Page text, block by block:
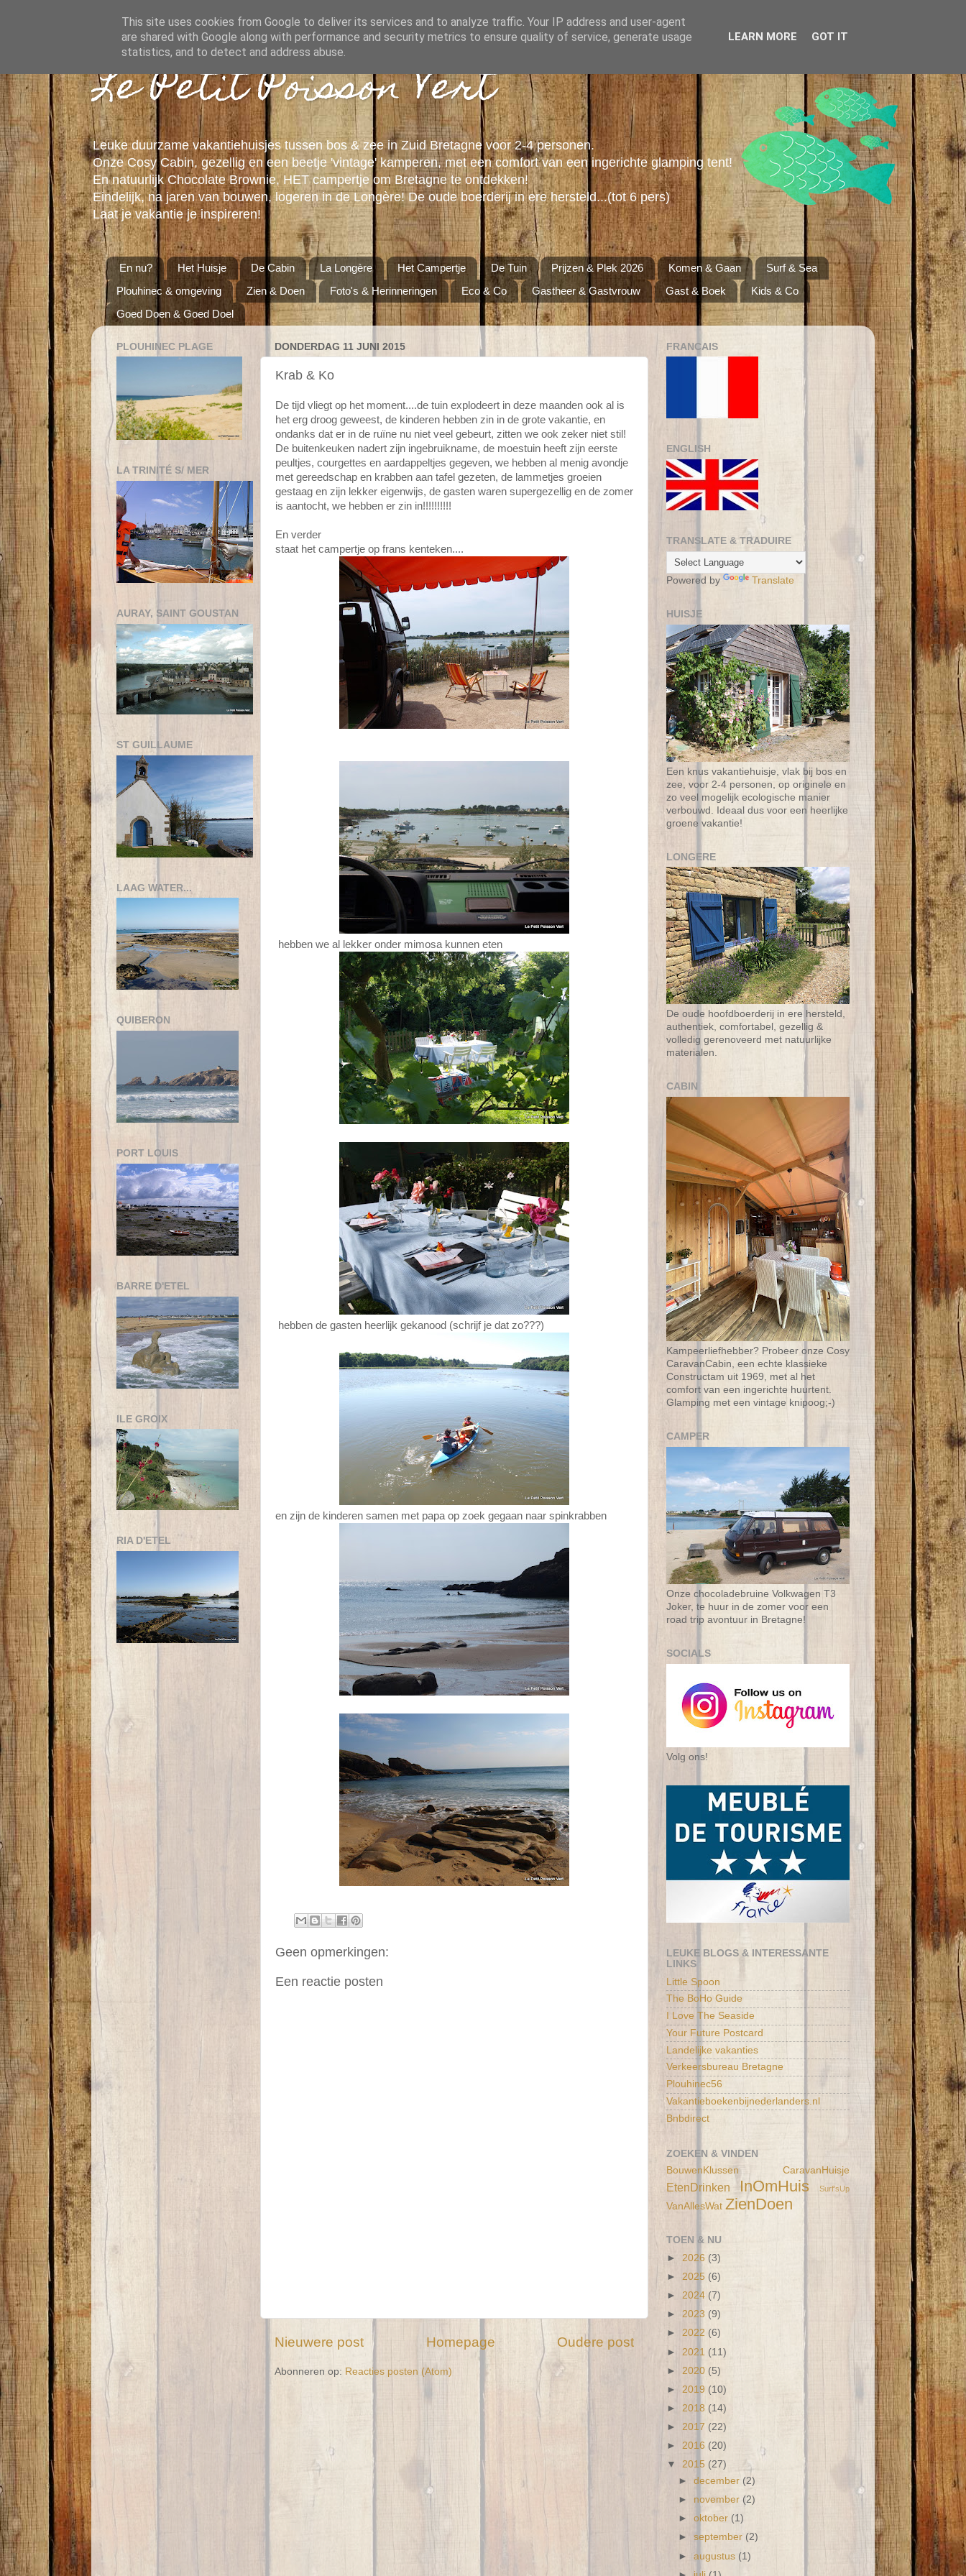
Le Petit Poisson Vert
Leuke duurzame vakantiehuisjes tussen bos & zee in Zuid Bretagne voor 2-4 personen.
Onze Cosy Cabin, gezellig en een beetje 'vintage' kamperen, met een comfort van een ingerichte glamping tent!
En natuurlijk Chocolate Brownie, HET campertje om Bretagne te ontdekken!
Eindelijk, na jaren van bouwen, logeren in de Longère! De oude boerderij in ere hersteld...(tot 6 pers)
Laat je vakantie je inspireren!
En nu? Het Huisje De Cabin La Longère Het Campertje De Tuin Prijzen & Plek 2026 Komen & Gaan
Surf & Sea
Plouhinec & omgeving
Zien & Doen Foto's & Herinneringen Eco & Co Gastheer & Gastvrouw Gast & Boek
Kids & Co
Goed Doen & Goed Doel
DONDERDAG 11 JUNI 2015
Krab & Ko
De tijd vliegt op het moment....de tuin explodeert in deze maanden ook al is
het erg droog geweest, de kinderen hebben zin in de grote vakantie, en
ondanks dat er in de ruïne nu niet veel gebeurt, zitten we ook zeker niet stil!
De buitenkeuken nadert zijn ingebruikname, de moestuin heeft zijn eerste
peultjes, courgettes en aardappeltjes gegeven, we hebben al menig avondje
met gereedschap en krabben aan tafel gezeten, de lammetjes groeien
gestaag en zijn lekker eigenwijs, de gasten waren supergezellig en de zomer
is aantocht, we hebben er zin in!!!!!!!!!!
En verder
staat het campertje op frans kenteken....
hebben we al lekker onder mimosa kunnen eten
hebben de gasten heerlijk gekanood (schrijf je dat zo???)
en zijn de kinderen samen met papa op zoek gegaan naar spinkrabben
Geen opmerkingen:
Een reactie posten
Nieuwere post Oudere post
Homepage
Abonneren op: Reacties posten (Atom)
PLOUHINEC PLAGE
LA TRINITÉ S/ MER
AURAY, SAINT GOUSTAN
ST GUILLAUME
LAAG WATER...
QUIBERON
PORT LOUIS
BARRE D'ETEL
ILE GROIX
RIA D'ETEL
FRANCAIS
ENGLISH
TRANSLATE & TRADUIRE
Powered by Translate
HUISJE
Een knus vakantiehuisje, vlak bij bos en
zee, voor 2-4 personen, op originele en
zo veel mogelijk ecologische manier
verbouwd. Ideaal dus voor een heerlijke
groene vakantie!
LONGERE
De oude hoofdboerderij in ere hersteld,
authentiek, comfortabel, gezellig &
volledig gerenoveerd met natuurlijke
materialen.
CABIN
Kampeerliefhebber? Probeer onze Cosy
CaravanCabin, een echte klassieke
Constructam uit 1969, met al het
comfort van een ingerichte huurtent.
Glamping met een vintage knipoog;-)
CAMPER
Onze chocoladebruine Volkwagen T3
Joker, te huur in de zomer voor een
road trip avontuur in Bretagne!
SOCIALS
Volg ons!
LEUKE BLOGS & INTERESSANTE
LINKS
Little Spoon
The BoHo Guide
I Love The Seaside
Your Future Postcard
Landelijke vakanties
Verkeersbureau Bretagne
Plouhinec56
Vakantieboekenbijnederlanders.nl
Bnbdirect
ZOEKEN & VINDEN
BouwenKlussen
CaravanHuisje
EtenDrinken InOmHuis Surf'sUp
VanAllesWat ZienDoen
TOEN & NU
► 2026 (3)
► 2025 (6)
► 2024 (7)
► 2023 (9)
► 2022 (6)
► 2021 (11)
► 2020 (5)
► 2019 (10)
► 2018 (14)
► 2017 (22)
► 2016 (20)
▼ 2015 (27)
►december (2)
► november(2)
►oktober (1)
►september (2)
►augustus (1)
This site uses cookies from Google to deliver its services and to analyze traffic. Your IP address and user-agent
are shared with Google along with performance and security metrics to ensure quality of service, generate usage
statistics, and to detect and address abuse.
LEARN MORE GOT IT